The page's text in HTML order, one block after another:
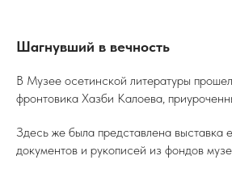
Шагнувший в вечность
В Музее осетинской литературы
фронтовика Хазби Калоева,
Здесь же была представлена выставка
документов и рукописей из фондов